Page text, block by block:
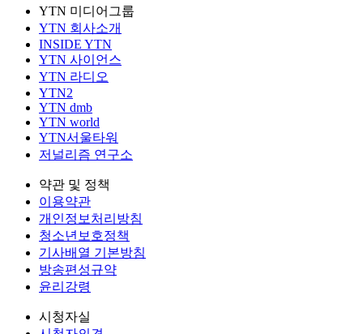
YTN 미디어그룹
YTN 회사소개
INSIDE YTN
YTN 사이언스
YTN 라디오
YTN2
YTN dmb
YTN world
YTN서울타워
저널리즘 연구소
약관 및 정책
이용약관
개인정보처리방침
청소년보호정책
기사배열 기본방침
방송편성규약
윤리강령
시청자실